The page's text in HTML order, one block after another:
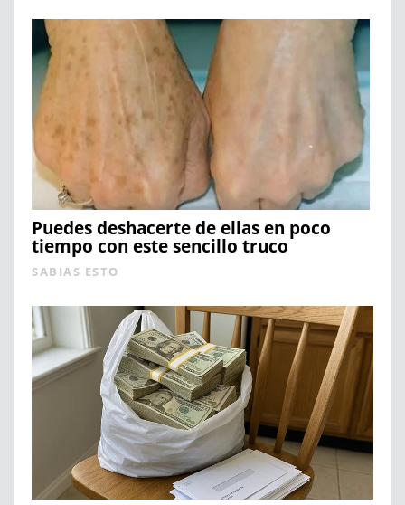
Puedes deshacerte de ellas en poco
tiempo con este sencillo truco
SABIAS ESTO